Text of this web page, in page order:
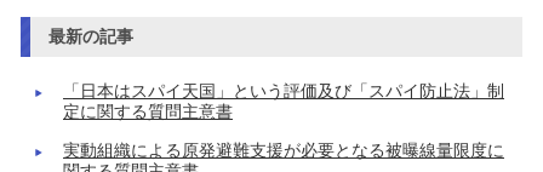
最新の記事
「日本はスパイ天国」という評価及び「スパイ防止法」制
定に関する質問主意書
実動組織による原発避難支援が必要となる被曝線量限度に